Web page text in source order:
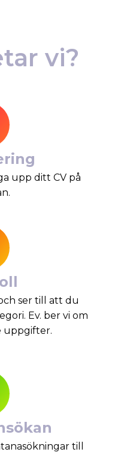
vi?
upp ditt CV på
ser till att du
Ev. ber vi om
uppgifter.
till